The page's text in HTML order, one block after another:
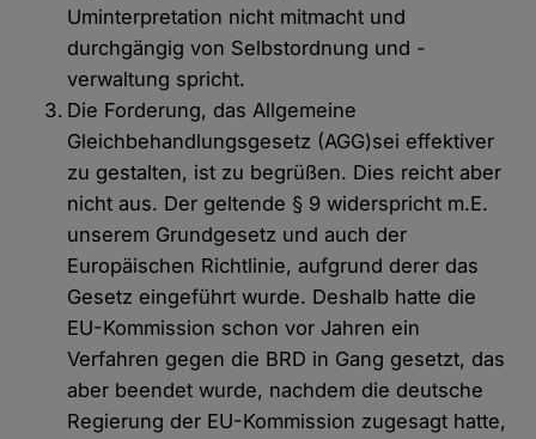
Uminterpretation nicht mitmacht und
durchgängig von Selbstordnung und -
verwaltung spricht.
Die Forderung, das Allgemeine
Gleichbehandlungsgesetz (AGG)sei effektiver
zu gestalten, ist zu begrüßen. Dies reicht aber
nicht aus. Der geltende § 9 widerspricht m.E.
unserem Grundgesetz und auch der
Europäischen Richtlinie, aufgrund derer das
Gesetz eingeführt wurde. Deshalb hatte die
EU-Kommission schon vor Jahren ein
Verfahren gegen die BRD in Gang gesetzt, das
aber beendet wurde, nachdem die deutsche
Regierung der EU-Kommission zugesagt hatte,